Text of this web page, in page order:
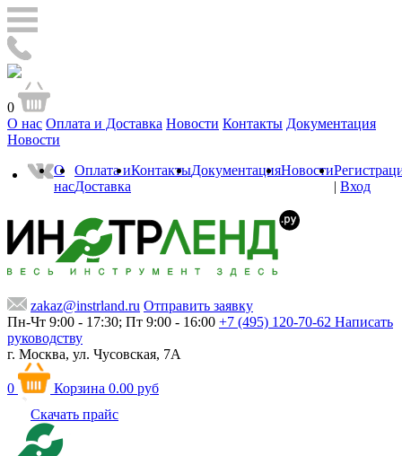
0
О нас Оплата и Доставка Новости Контакты Документация
Новости
О
нас
Оплата и
Доставка
КонтактыДокументацияНовости
| Вход
zakaz@instrland.ru Отправить заявку
Пн-Чт 9:00 - 17:30; Пт 9:00 - 16:00 +7 (495) 120-70-62 Написать
руководству
г. Москва, ул. Чусовская, 7А
0 Корзина 0.00 руб
Скачать прайс